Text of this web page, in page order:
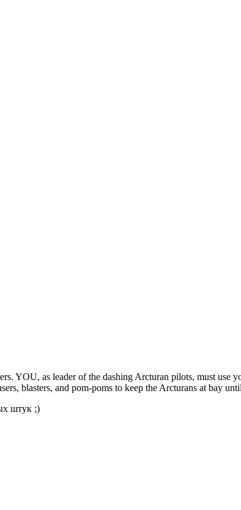
YOU, as leader of the dashing Arcturan pilots, must
blasters, and pom-poms to keep the Arcturans at bay
штук ;)